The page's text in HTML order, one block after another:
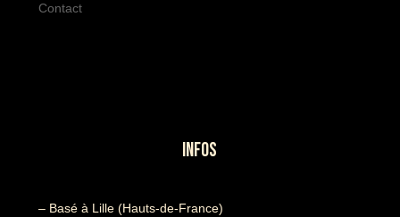
Contact
INFOS
– Basé à Lille (Hauts-de-France)